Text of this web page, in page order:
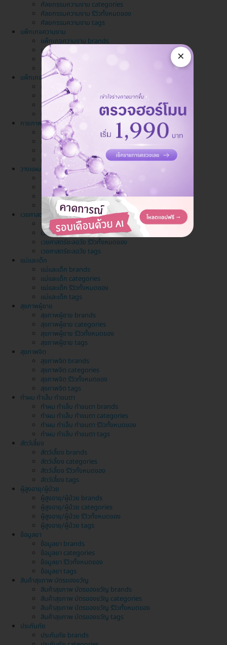
ศัลยกรรมความงาม categories
ศัลยกรรมความงาม รีวิวทั้งหมดของ
ศัลยกรรมความงาม tags
แพ็กเกจความงาม
แพ็กเกจความงาม brands
แพ็กเกจความงาม categories
แพ็กเกจความงาม รีวิวทั้งหมดของ
แพ็กเกจความงาม tags
แพ็กเกจทำฟัน
แพ็กเกจทำฟัน brands
แพ็กเกจทำฟัน categories
แพ็กเกจทำฟัน รีวิวทั้งหมดของ
แพ็กเกจทำฟัน tags
กายภาพบำบัด นวด สปา
กายภาพบำบัด นวด สปา brands
กายภาพบำบัด นวด สปา categories
กายภาพบำบัด นวด สปา รีวิวทั้งหมดของ
กายภาพบำบัด นวด สปา tags
วางแผนครอบครัว
วางแผนครอบครัว brands
วางแผนครอบครัว categories
วางแผนครอบครัว รีวิวทั้งหมดของ
วางแผนครอบครัว tags
เวชศาสตร์ชะลอวัย
เวชศาสตร์ชะลอวัย brands
เวชศาสตร์ชะลอวัย categories
เวชศาสตร์ชะลอวัย รีวิวทั้งหมดของ
เวชศาสตร์ชะลอวัย tags
แม่และเด็ก
แม่และเด็ก brands
แม่และเด็ก categories
แม่และเด็ก รีวิวทั้งหมดของ
แม่และเด็ก tags
สุขภาพผู้ชาย
สุขภาพผู้ชาย brands
สุขภาพผู้ชาย categories
สุขภาพผู้ชาย รีวิวทั้งหมดของ
สุขภาพผู้ชาย tags
สุขภาพจิต
สุขภาพจิต brands
สุขภาพจิต categories
สุขภาพจิต รีวิวทั้งหมดของ
สุขภาพจิต tags
ทำผม ทำเล็บ ทำขนตา
ทำผม ทำเล็บ ทำขนตา brands
ทำผม ทำเล็บ ทำขนตา categories
ทำผม ทำเล็บ ทำขนตา รีวิวทั้งหมดของ
ทำผม ทำเล็บ ทำขนตา tags
สัตว์เลี้ยง
สัตว์เลี้ยง brands
สัตว์เลี้ยง categories
สัตว์เลี้ยง รีวิวทั้งหมดของ
สัตว์เลี้ยง tags
ผู้สูงอายุ/ผู้ป่วย
ผู้สูงอายุ/ผู้ป่วย brands
ผู้สูงอายุ/ผู้ป่วย categories
ผู้สูงอายุ/ผู้ป่วย รีวิวทั้งหมดของ
ผู้สูงอายุ/ผู้ป่วย tags
ข้อมูลยา
ข้อมูลยา brands
ข้อมูลยา categories
ข้อมูลยา รีวิวทั้งหมดของ
ข้อมูลยา tags
สินค้าสุขภาพ บัตรของขวัญ
สินค้าสุขภาพ บัตรของขวัญ brands
สินค้าสุขภาพ บัตรของขวัญ categories
สินค้าสุขภาพ บัตรของขวัญ รีวิวทั้งหมดของ
สินค้าสุขภาพ บัตรของขวัญ tags
ประกันภัย
ประกันภัย brands
×